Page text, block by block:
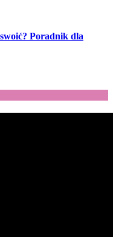
Poradnik dla